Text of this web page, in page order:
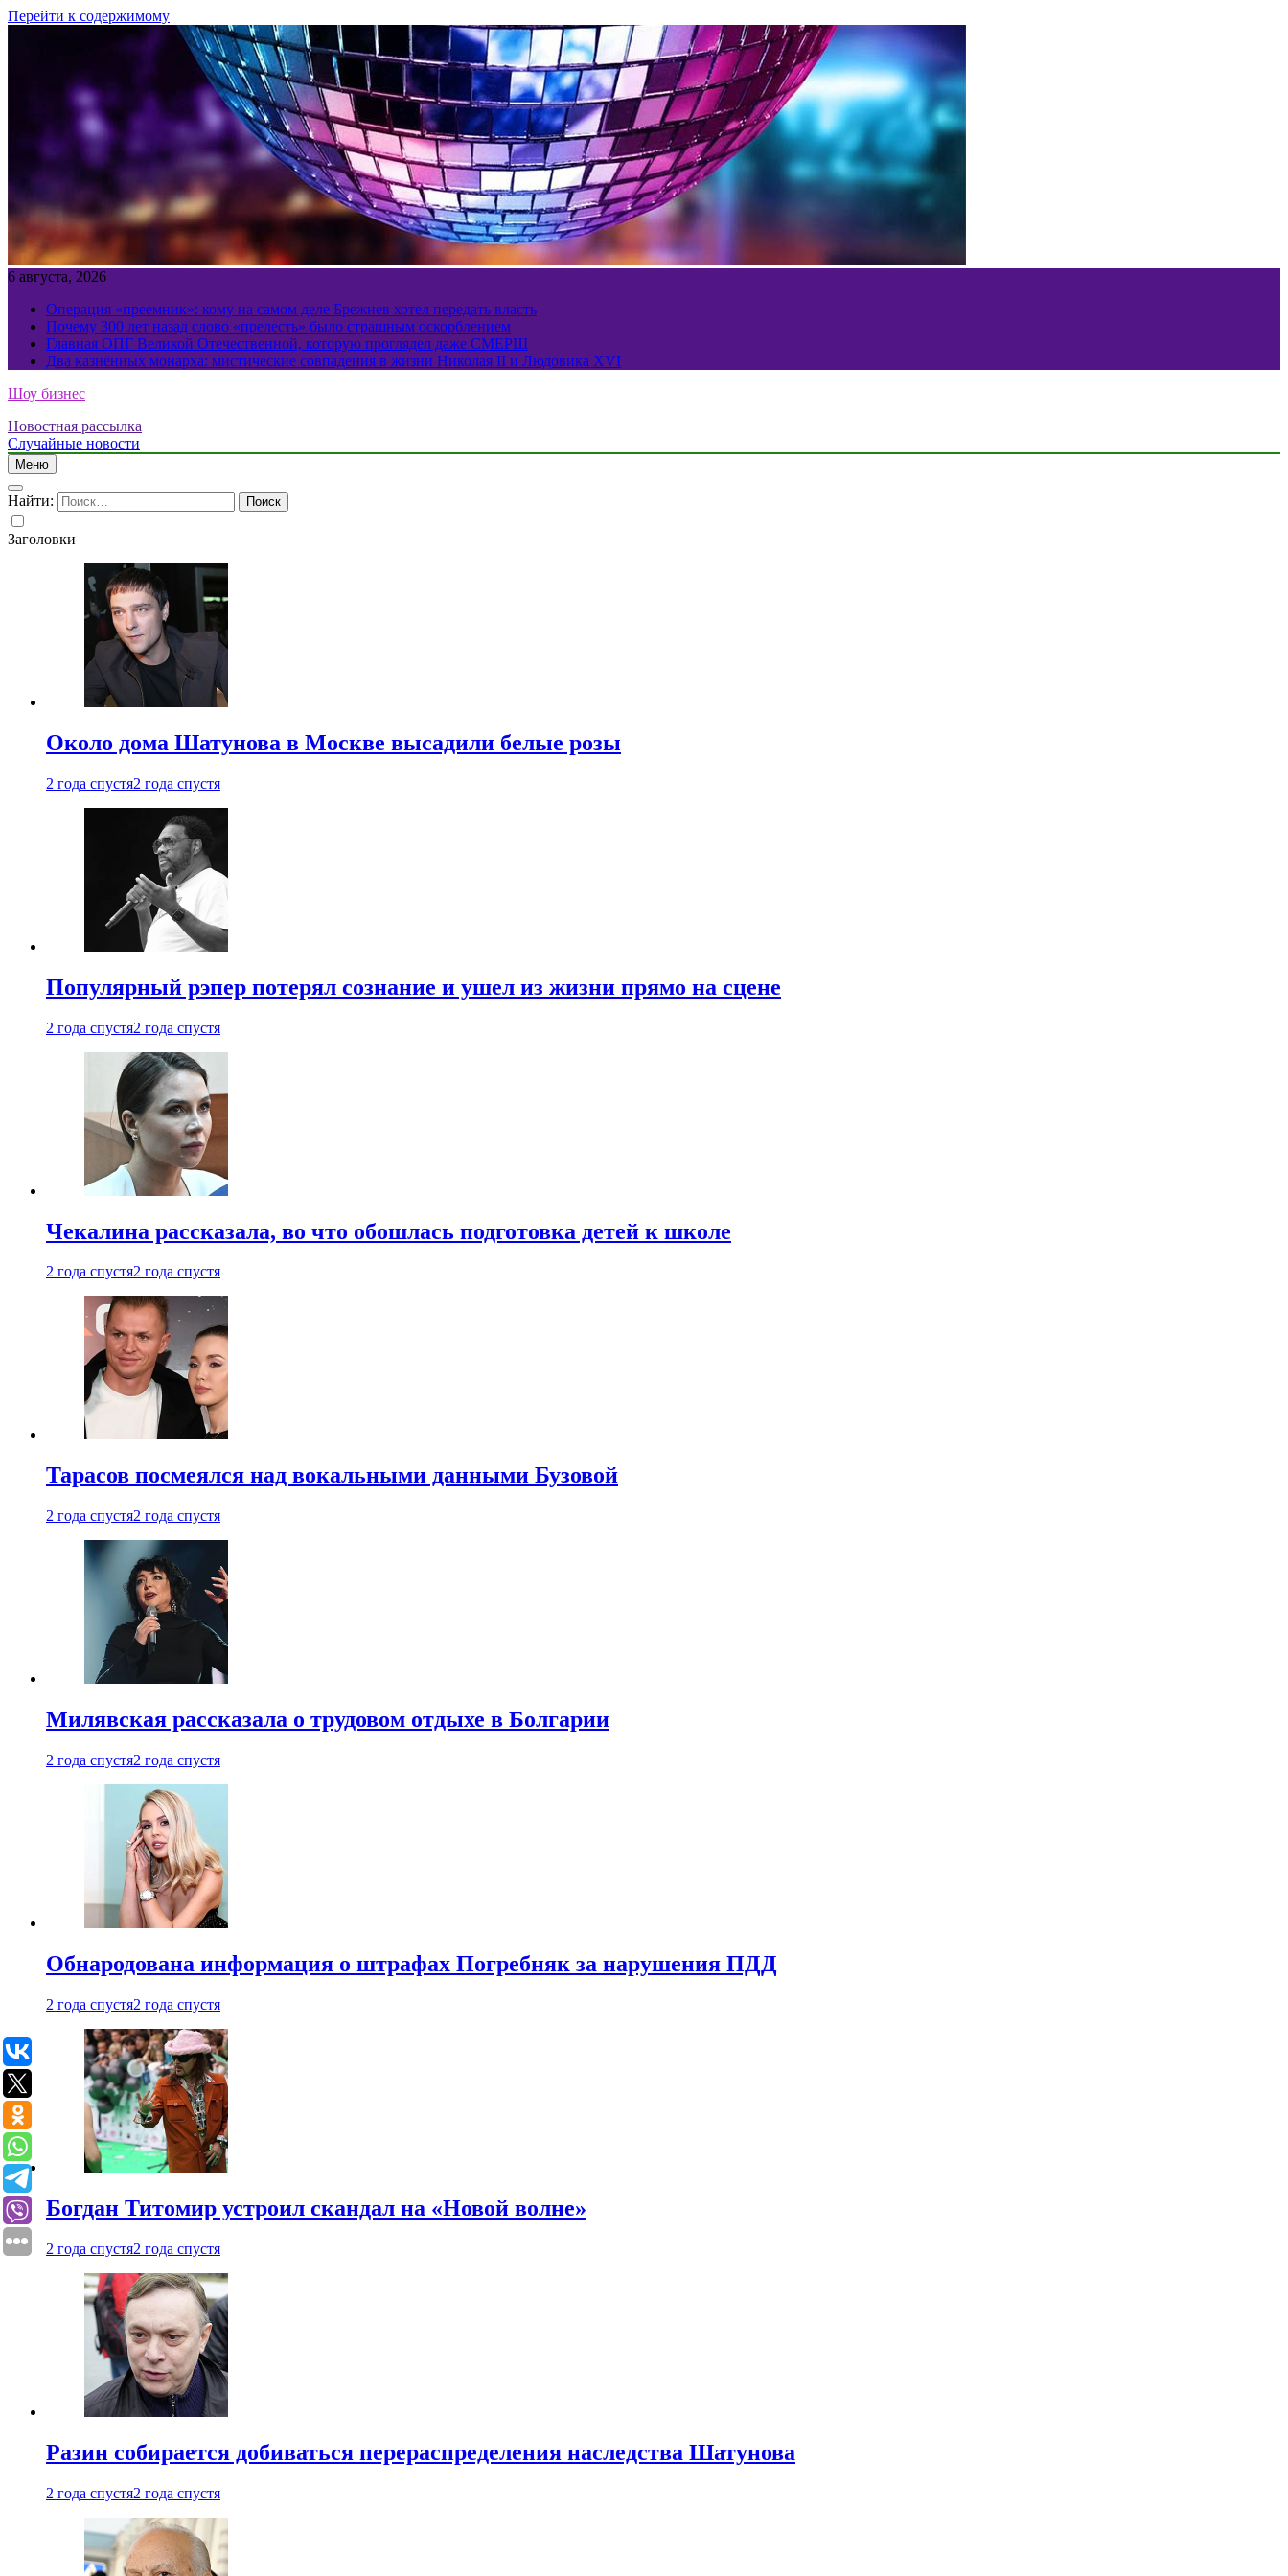
Перейти к содержимому
6 августа, 2026
Операция «преемник»: кому на самом деле Брежнев хотел передать власть
Почему 300 лет назад слово «прелесть» было страшным оскорблением
Главная ОПГ Великой Отечественной, которую проглядел даже СМЕРШ
Два казнённых монарха: мистические совпадения в жизни Николая II и Людовика XVI
Шоу бизнес
Новостная рассылка
Случайные новости
Меню
Найти:
Заголовки
Около дома Шатунова в Москве высадили белые розы
2 года спустя2 года спустя
Популярный рэпер потерял сознание и ушел из жизни прямо на сцене
2 года спустя2 года спустя
Чекалина рассказала, во что обошлась подготовка детей к школе
2 года спустя2 года спустя
Тарасов посмеялся над вокальными данными Бузовой
2 года спустя2 года спустя
Милявская рассказала о трудовом отдыхе в Болгарии
2 года спустя2 года спустя
Обнародована информация о штрафах Погребняк за нарушения ПДД
2 года спустя2 года спустя
Богдан Титомир устроил скандал на «Новой волне»
2 года спустя2 года спустя
Разин собирается добиваться перераспределения наследства Шатунова
2 года спустя2 года спустя